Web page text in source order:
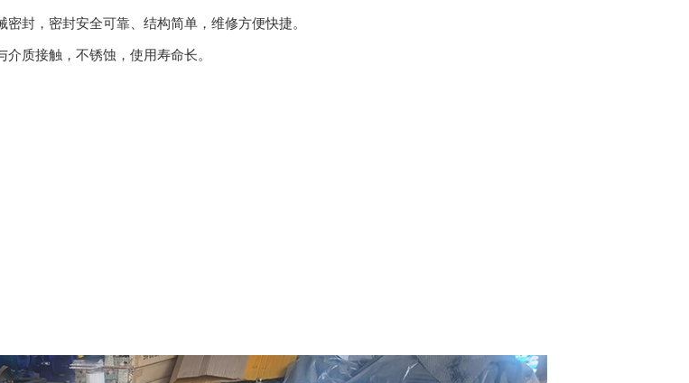
封，密封安全可靠、结构简单，维修方便快捷。
质接触，不锈蚀，使用寿命长。